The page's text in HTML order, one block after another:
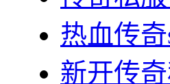
热血传
新开传